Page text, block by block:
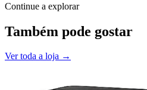
Continue a explorar
Também pode gostar
Ver toda a loja →